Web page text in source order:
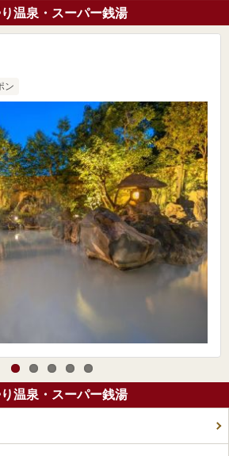
温泉・スーパー銭湯
ン
温泉・スーパー銭湯